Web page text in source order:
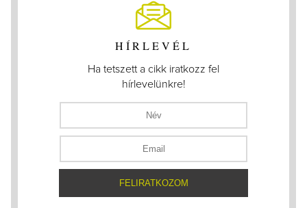
HÍRLEVÉL
Ha tetszett a cikk iratkozz fel
hírlevelünkre!